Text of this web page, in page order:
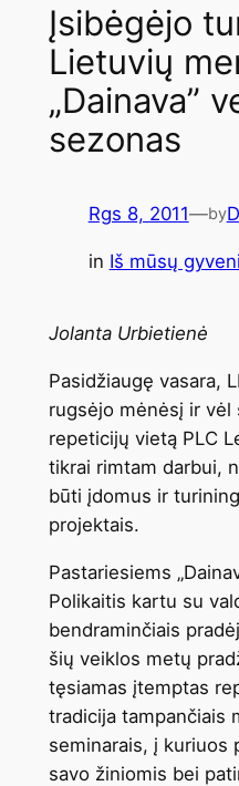
Įsibėgėjo
Lietuvių
„Dainava”
sezonas
Rgs 8, 2011—by
in Iš mūsų
Jolanta Urbietienė
Pasidžiaugę vasara,
rugsėjo mėnėsį ir vėl
repeticijų vietą PLC
tikrai rimtam darbui,
būti įdomus ir
projektais.
Pastariesiems
Polikaitis kartu su
bendraminčiais
šių veiklos metų
tęsiamas įtemptas
tradicija tampančiais
seminarais, į kuriuos
savo žiniomis bei